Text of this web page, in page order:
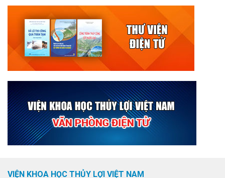
VIỆN KHOA HỌC THỦY LỢI VIỆT NAM